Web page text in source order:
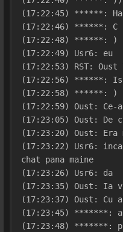
(17:22:45) ******:
(17:22:46) ******: C
(17:22:48) ******: )
(17:22:49) Usr6: eu
(17:22:53) RST:
(17:22:56) ******:
(17:22:58) ******: )
(17:22:59) Oust: Ce-
(17:23:05) Oust: De
(17:23:20) Oust: Era
(17:23:22) Usr6:
chat pana maine
(17:23:26) Usr6: da
(17:23:35) Oust: Ia
(17:23:37) Oust: Cu
(17:23:45) *******:
(17:23:48) *******: